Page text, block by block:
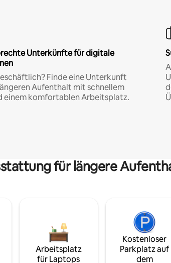
Unterkünfte für digitale
Finde eine Unterkunft
Aufenthalt mit schnellem
einem komfortablen Arbeitsplatz.
für längere
Arbeitsplatz
für Laptops
Kostenloser
Parkplatz auf
dem